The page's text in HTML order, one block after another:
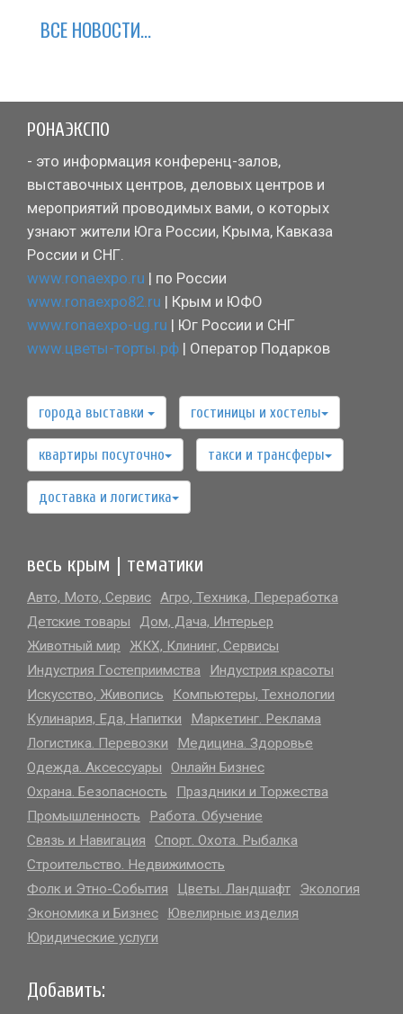
больше выбор на САЙТЕ..
ВСЕ НОВОСТИ...
РОНАЭКСПО
- это информация конференц-залов,
выставочных центров, деловых центров и
мероприятий проводимых вами, о которых
узнают жители Юга России, Крыма, Кавказа
России и СНГ.
www.ronaexpo.ru | по России
www.ronaexpo82.ru | Крым и ЮФО
www.ronaexpo-ug.ru | Юг России и СНГ
www.цветы-торты.рф | Оператор Подарков
города выставки гостиницы и хостелы
квартиры посуточно такси и трансферы
доставка и логистика
весь крым | тематики
Авто, Мото, Сервис Агро, Техника, Переработка
Детские товары
Дом, Дача, Интерьер
Животный мир
ЖКХ, Клининг, Сервисы
Индустрия Гостеприимства
Индустрия красоты
Искусство, Живопись
Компьютеры, Технологии
Кулинария, Еда, Напитки
Маркетинг. Реклама
Логистика. Перевозки
Медицина. Здоровье
Одежда. Аксессуары
Онлайн Бизнес
Охрана. Безопасность
Праздники и Торжества
Промышленность
Работа. Обучение
Связь и Навигация
Спорт. Охота. Рыбалка
Строительство. Недвижимость
Фолк и Этно-События
Цветы. Ландшафт
Экология
Экономика и Бизнес
Ювелирные изделия
Юридические услуги
Добавить: